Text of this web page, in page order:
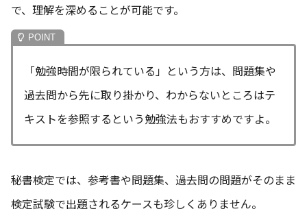
で、理解を深めることが可能です。
「勉強時間が限られている」という方は、問題集や
過去問から先に取り掛かり、わからないところはテ
キストを参照するという勉強法もおすすめですよ。
秘書検定では、参考書や問題集、過去問の問題がそのまま
検定試験で出題されるケースも珍しくありません。